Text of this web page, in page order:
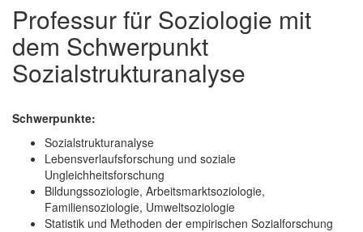
Professur für Soziologie mit
dem Schwerpunkt
Sozialstrukturanalyse
Schwerpunkte:
Sozialstrukturanalyse
Lebensverlaufsforschung und soziale
Ungleichheitsforschung
Bildungssoziologie, Arbeitsmarktsoziologie,
Familiensoziologie, Umweltsoziologie
Statistik und Methoden der empirischen Sozialforschung